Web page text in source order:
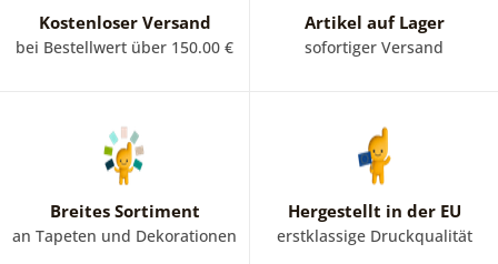
Kostenloser Versand
bei Bestellwert über 150.00 €
Artikel auf Lager
sofortiger Versand
Breites Sortiment
an Tapeten und Dekorationen
Hergestellt in der EU
erstklassige Druckqualität